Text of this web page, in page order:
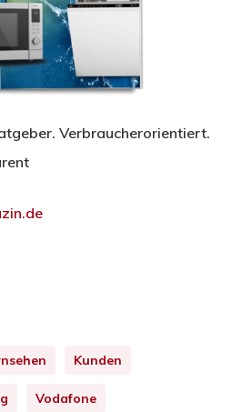
Verbraucherorientiert.
Kunden
Vodafone